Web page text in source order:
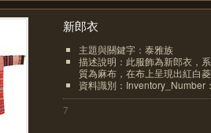
新郎衣
主題與關鍵字：泰雅族
描述說明：此服飾為新郎衣，
質為麻布，在布上呈現出紅白
資料識別：
7